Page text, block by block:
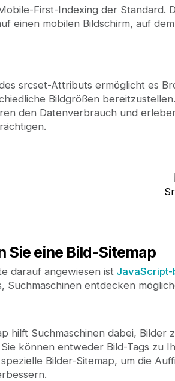
First-Indexing der Standard.
einen mobilen Bildschirm, auf
srcset-Attributs ermöglicht es
Bildgrößen
den Datenverbrauch und
Sie eine Bild-Sitemap
darauf angewiesen istJavaScript-
Suchmaschinen entdecken
hilft Suchmaschinen dabei,
können entweder Bild-Tags zu
Bilder-Sitemap, um die